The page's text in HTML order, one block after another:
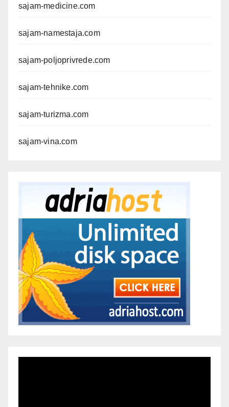
sajam-medicine.com
sajam-namestaja.com
sajam-poljoprivrede.com
sajam-tehnike.com
sajam-turizma.com
sajam-vina.com